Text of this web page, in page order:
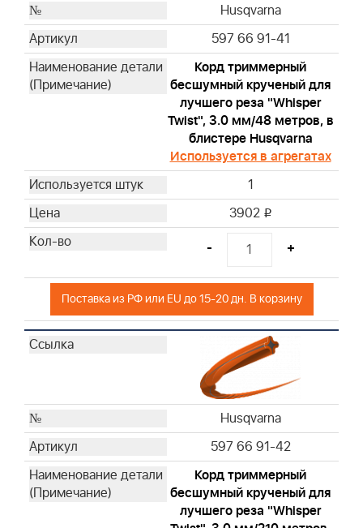
Husqvarna
597 66 91-41
Корд триммерный
бесшумный крученый для
лучшего реза "Whisper
Twist", 3.0 мм/48 метров, в
блистере Husqvarna
Используется в агрегатах
1
3902 i
- +
Поставка из РФ или EU до 15-20 дн. В корзину
Husqvarna
597 66 91-42
Корд триммерный
бесшумный крученый для
лучшего реза "Whisper